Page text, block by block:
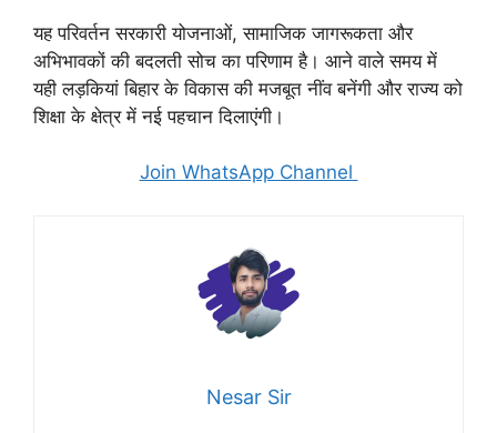
यह परिवर्तन सरकारी योजनाओं, सामाजिक जागरूकता और
अभिभावकों की बदलती सोच का परिणाम है। आने वाले समय में
यही लड़कियां बिहार के विकास की मजबूत नींव बनेंगी और राज्य को
शिक्षा के क्षेत्र में नई पहचान दिलाएंगी।
Join WhatsApp Channel
Nesar Sir